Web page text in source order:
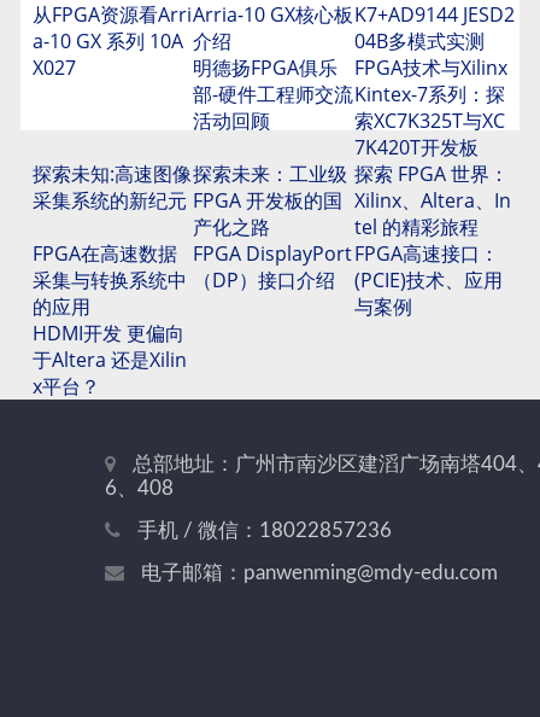
从FPGA资源看Arri
a-10 GX 系列 10A
X027
Arria-10 GX核心板
介绍
K7+AD9144 JESD2
04B多模式实测
明德扬FPGA俱乐
部-硬件工程师交流
活动回顾
FPGA技术与Xilinx
Kintex-7系列：探
索XC7K325T与XC
7K420T开发板
探索未知:高速图像
采集系统的新纪元
探索未来：工业级
FPGA 开发板的国
产化之路
探索 FPGA 世界：
Xilinx、Altera、In
tel 的精彩旅程
FPGA在高速数据
采集与转换系统中
的应用
FPGA DisplayPort
（DP）接口介绍
FPGA高速接口：
(PCIE)技术、应用
与案例
HDMI开发 更偏向
于Altera 还是Xilin
x平台？
总部地址：广州市南沙区建滔广场南塔404
6、408
手机 / 微信：18022857236
电子邮箱：panwenming@mdy-edu.com